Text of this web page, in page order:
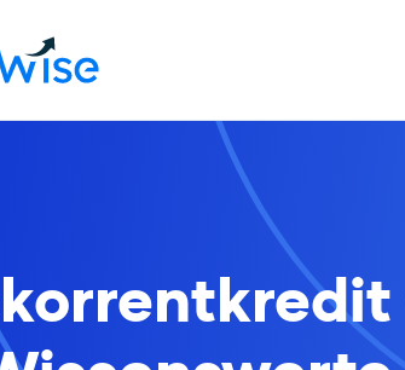
Kontokorrentkredit